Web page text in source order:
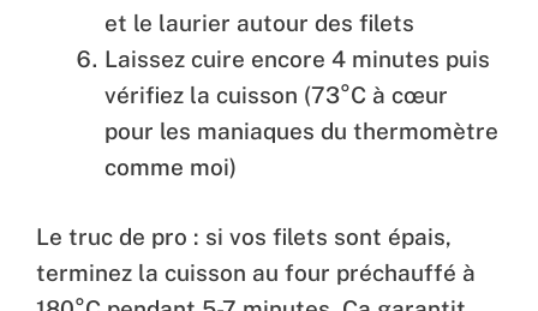
et le laurier autour des filets
Laissez cuire encore 4 minutes puis
vérifiez la cuisson (73°C à cœur
pour les maniaques du thermomètre
comme moi)
Le truc de pro : si vos filets sont épais,
terminez la cuisson au four préchauffé à